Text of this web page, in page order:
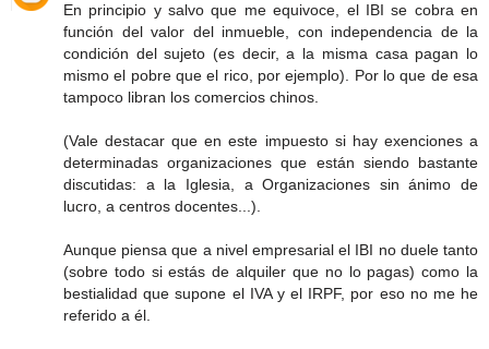
En principio y salvo que me equivoce, el IBI se cobra en
función del valor del inmueble, con independencia de la
condición del sujeto (es decir, a la misma casa pagan lo
mismo el pobre que el rico, por ejemplo). Por lo que de esa
tampoco libran los comercios chinos.
(Vale destacar que en este impuesto si hay exenciones a
determinadas organizaciones que están siendo bastante
discutidas: a la Iglesia, a Organizaciones sin ánimo de
lucro, a centros docentes...).
Aunque piensa que a nivel empresarial el IBI no duele tanto
(sobre todo si estás de alquiler que no lo pagas) como la
bestialidad que supone el IVA y el IRPF, por eso no me he
referido a él.